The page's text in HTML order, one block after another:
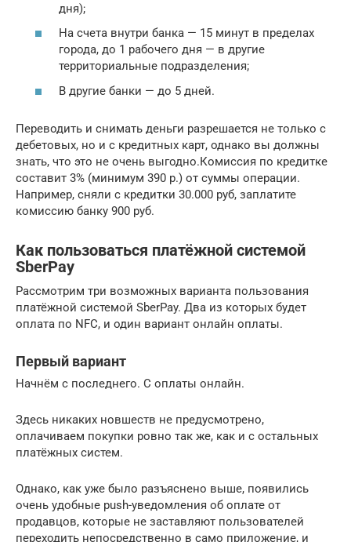
дня);
На счета внутри банка — 15 минут в пределах
города, до 1 рабочего дня — в другие
территориальные подразделения;
В другие банки — до 5 дней.
Переводить и снимать деньги разрешается не только с
дебетовых, но и с кредитных карт, однако вы должны
знать, что это не очень выгодно.Комиссия по кредитке
составит 3% (минимум 390 р.) от суммы операции.
Например, сняли с кредитки 30.000 руб, заплатите
комиссию банку 900 руб.
Как пользоваться платёжной системой
SberPay
Рассмотрим три возможных варианта пользования
платёжной системой SberPay. Два из которых будет
оплата по NFC, и один вариант онлайн оплаты.
Первый вариант
Начнём с последнего. С оплаты онлайн.
Здесь никаких новшеств не предусмотрено,
оплачиваем покупки ровно так же, как и с остальных
платёжных систем.
Однако, как уже было разъяснено выше, появились
очень удобные push-уведомления об оплате от
продавцов, которые не заставляют пользователей
переходить непосредственно в само приложение, и